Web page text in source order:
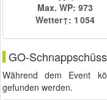
Max. WP: 973
Wetter↑: 1 054
GO-
Während dem Event
gefunden werden.